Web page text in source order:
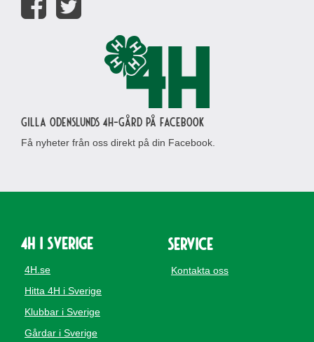
Gilla Odenslunds 4H-gård på Facebook
Få nyheter från oss direkt på din Facebook.
4H i Sverige
4H.se
Hitta 4H i Sverige
Klubbar i Sverige
Gårdar i Sverige
Service
Kontakta oss